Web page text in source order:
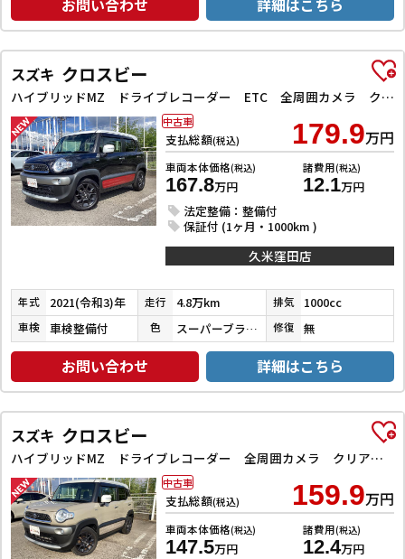
お問い合わせ 詳細はこちら
スズキ クロスビー
ハイブリッドMZ ドライブレコーダー ETC 全周囲カメラ クリアランスソナー オートクルーズコントロール レーンアシスト 衝突被害軽減システム ナビ TV オートライト LEDヘッドランプ アルミホイール
支払総額(税込) 179.9万円
車両本体価格(税込)
167.8万円
諸費用(税込)
12.1万円
法定整備：整備付
保証付 (1ヶ月・1000km )
中古車
久米窪田店
年式 2021(令和3)年 走行 4.8万km 排気 1000cc
車検 車検整備付 色 スーパーブラックＰ／ピュアホワイトＰ／バーニングレッドパール 修復 無
お問い合わせ 詳細はこちら
スズキ クロスビー
ハイブリッドMZ ドライブレコーダー 全周囲カメラ クリアランスソナー オートクルーズコントロール 衝突被害軽減システム ナビ TV LEDヘッドランプ アルミホイール スマートキー 電動格納ミラー シートヒーター
支払総額(税込) 159.9万円
車両本体価格(税込)
147.5万円
諸費用(税込)
12.4万円
中古車